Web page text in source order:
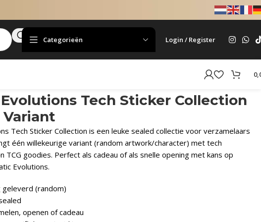
Categorieën Login / Register
Tech Sticker Collection
Variant
Tech Sticker Collection is een leuke sealed collectie voor verzamelaars
één willekeurige variant (random artwork/character) met tech
TCG goodies. Perfect als cadeau of als snelle opening met kans op
Evolutions.
geleverd (random)
openen of cadeau